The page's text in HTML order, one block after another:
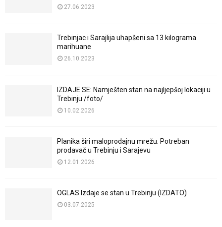
27.06.2023
Trebinjac i Sarajlija uhapšeni sa 13 kilograma
marihuane
26.10.2023
IZDAJE SE: Namješten stan na najljepšoj lokaciji u
Trebinju /foto/
10.02.2026
Planika širi maloprodajnu mrežu: Potreban
prodavač u Trebinju i Sarajevu
12.01.2026
OGLAS Izdaje se stan u Trebinju (IZDATO)
03.07.2025